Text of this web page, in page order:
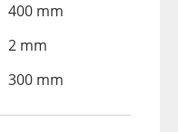
400 mm
2 mm
300 mm